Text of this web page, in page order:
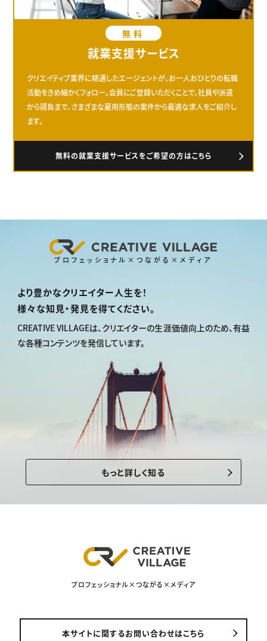
無料
就業支援サービス
クリエイティブ業界に精通したエージェントが、お一人おひとりの転職
活動をきめ細かくフォロー。会員にご登録いただくことで、社員や派遣
から請負まで、さまざまな雇用形態の案件から最適な求人をご紹介し
ます。
無料の就業支援サービスをご希望の方はこちら
プロフェッショナル×つながる×メディア
より豊かなクリエイター人生を！
様々な知見・発見を得てください。
CREATIVE VILLAGEは、クリエイターの生涯価値向上のため、有益
な各種コンテンツを発信しています。
もっと詳しく知る
プロフェッショナル×つながる×メディア
本サイトに関するお問い合わせはこちら